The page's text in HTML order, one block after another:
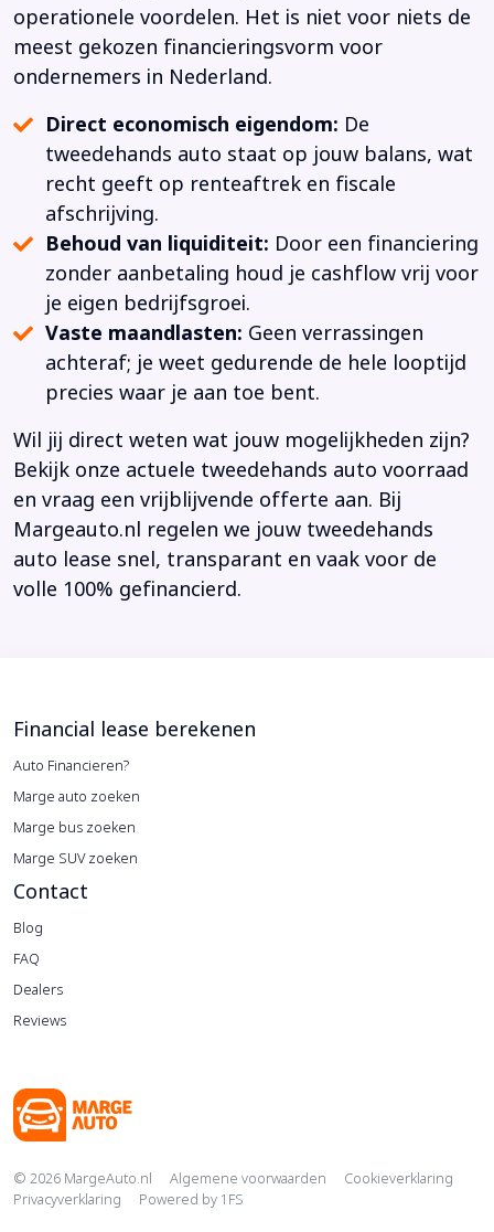
operationele voordelen. Het is niet voor niets de
meest gekozen financieringsvorm voor
ondernemers in Nederland.
Direct economisch eigendom: De
tweedehands auto staat op jouw balans, wat
recht geeft op renteaftrek en fiscale
afschrijving.
Behoud van liquiditeit: Door een financiering
zonder aanbetaling houd je cashflow vrij voor
je eigen bedrijfsgroei.
Vaste maandlasten: Geen verrassingen
achteraf; je weet gedurende de hele looptijd
precies waar je aan toe bent.
Wil jij direct weten wat jouw mogelijkheden zijn?
Bekijk onze actuele tweedehands auto voorraad
en vraag een vrijblijvende offerte aan. Bij
Margeauto.nl regelen we jouw tweedehands
auto lease snel, transparant en vaak voor de
volle 100% gefinancierd.
Financial lease berekenen
Auto Financieren?
Marge auto zoeken
Marge bus zoeken
Marge SUV zoeken
Contact
Blog
FAQ
Dealers
Reviews
Copyright navigation
© 2026 MargeAuto.nl Algemene voorwaarden
Cookieverklaring
Privacyverklaring
Powered by 1FS